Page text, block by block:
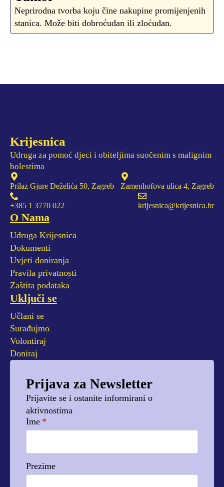
Neprirodna tvorba koju čine nakupine promijenjenih
stanica. Može biti dobroćudan ili zloćudan.
Krijesnica
Udruga za pomoć djeci i obiteljima suočenim s malignim
bolestima
Prilaz Gjure Deželića 50, Zagreb Zamenhofova ulica 4, Zagreb
+385 1 3770 022 krijesnica@krijesnica.hr
O Nama
Udruga Krijesnica
Dokumenti
Uvjeti doniranja
Pravila privatnosti
Zaštita podataka
Uključi se
Učlani se
Surađujmo
Volontiraj
Doniraj
Prijava za Newsletter
Prijavite se i ostanite informirani o
aktivnostima
Ime *
Prezime